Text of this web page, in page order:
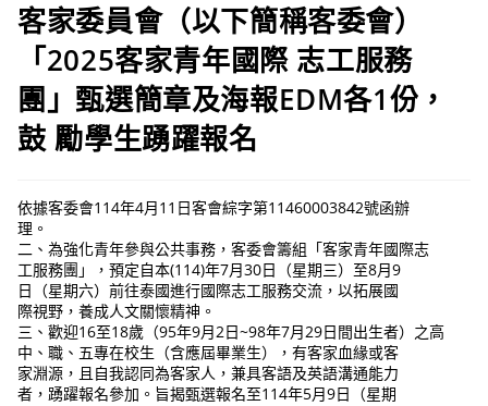
客家委員會（以下簡稱客委會）
「2025客家青年國際 志工服務
團」甄選簡章及海報EDM各1份，
鼓 勵學生踴躍報名
依據客委會114年4月11日客會綜字第11460003842號函辦
理。
二、為強化青年參與公共事務，客委會籌組「客家青年國際志
工服務團」，預定自本(114)年7月30日（星期三）至8月9
日（星期六）前往泰國進行國際志工服務交流，以拓展國
際視野，養成人文關懷精神。
三、歡迎16至18歲（95年9月2日~98年7月29日間出生者）之高
中、職、五專在校生（含應屆畢業生），有客家血緣或客
家淵源，且自我認同為客家人，兼具客語及英語溝通能力
者，踴躍報名參加。旨揭甄選報名至114年5月9日（星期